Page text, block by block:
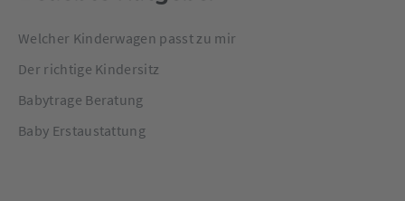
Welcher Kinderwagen passt zu mir
Der richtige Kindersitz
Babytrage Beratung
Baby Erstaustattung